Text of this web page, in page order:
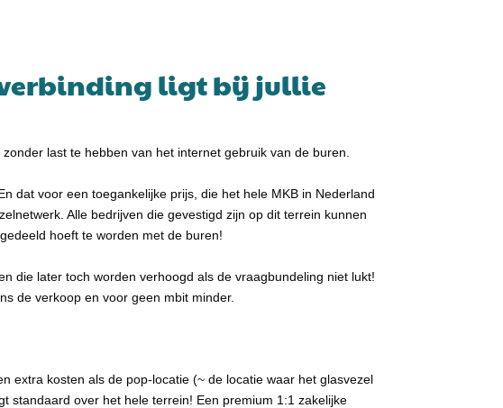
ligt bij jullie
last te hebben van het internet gebruik van de buren.
dat voor een toegankelijke prijs, die het hele MKB in Nederland
Alle bedrijven die gevestigd zijn op dit terrein kunnen
hoeft te worden met de buren!
die later toch worden verhoogd als de vraagbundeling niet lukt!
de verkoop en voor geen mbit minder.
extra kosten als de pop-locatie (~ de locatie waar het glasvezel
standaard over het hele terrein! Een premium 1:1 zakelijke